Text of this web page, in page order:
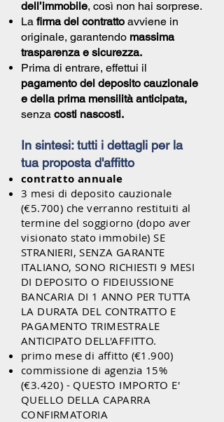
dell’immobile, così non hai sorprese.
La firma del contratto avviene in
originale, garantendo massima
trasparenza e sicurezza.
Prima di entrare, effettui il
pagamento del deposito cauzionale
e della prima mensilità anticipata,
senza costi nascosti.
In sintesi: tutti i dettagli per la
tua proposta d'affitto
contratto annuale
3 mesi di deposito cauzionale
(€5.700) che verranno restituiti al
termine del soggiorno (dopo aver
visionato stato immobile) SE
STRANIERI, SENZA GARANTE
ITALIANO, SONO RICHIESTI 9 MESI
DI DEPOSITO O FIDEIUSSIONE
BANCARIA DI 1 ANNO PER TUTTA
LA DURATA DEL CONTRATTO E
PAGAMENTO TRIMESTRALE
ANTICIPATO DELL'AFFITTO.
primo mese di affitto (€1.900)
commissione di agenzia 15%
(€3.420) - QUESTO IMPORTO E'
QUELLO DELLA CAPARRA
CONFIRMATORIA